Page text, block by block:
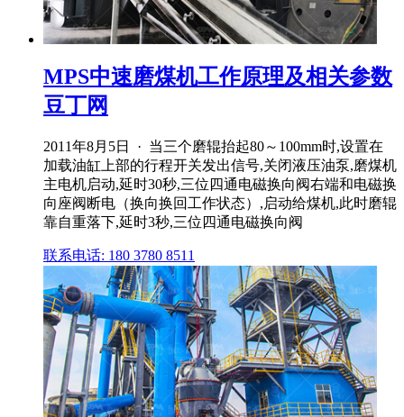
MPS中速磨煤机工作原理及相关参数
豆丁网
2011年8月5日 · 当三个磨辊抬起80～100mm时,设置在
加载油缸上部的行程开关发出信号,关闭液压油泵,磨煤机
主电机启动,延时30秒,三位四通电磁换向阀右端和电磁换
向座阀断电（换向换回工作状态）,启动给煤机,此时磨辊
靠自重落下,延时3秒,三位四通电磁换向阀
联系电话: 180 3780 8511